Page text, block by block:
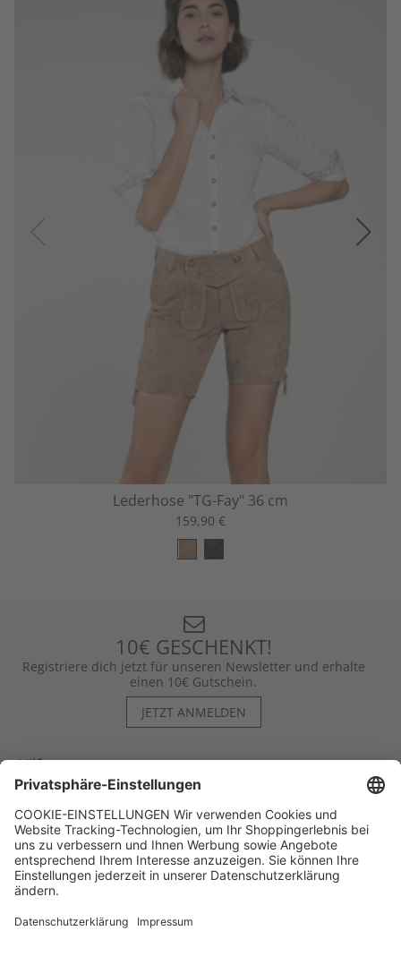
Lederhose "TG-Fay" 36 cm
159,90 €
10€ GESCHENKT!
Registriere dich jetzt für unseren Newsletter und erhalte
einen 10€ Gutschein.
JETZT ANMELDEN
Hilfe
Kontakt
Kategorien